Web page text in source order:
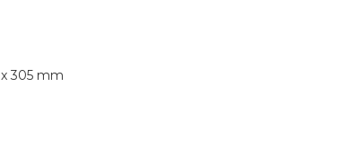
305 mm